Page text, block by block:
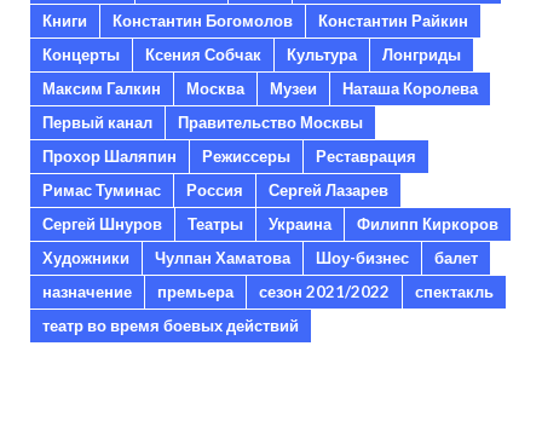
Книги
Константин Богомолов
Константин Райкин
Концерты
Ксения Собчак Культура
Лонгриды
Максим Галкин
Москва Музеи
Наташа Королева
Первый канал
Правительство Москвы
Прохор Шаляпин
Режиссеры
Реставрация
Римас Туминас
Россия
Сергей Лазарев
Сергей Шнуров
Театры Украина
Филипп Киркоров
Художники
Чулпан Хаматова Шоу-бизнес
балет
назначение
премьера сезон 2021/2022
спектакль
театр во время боевых действий